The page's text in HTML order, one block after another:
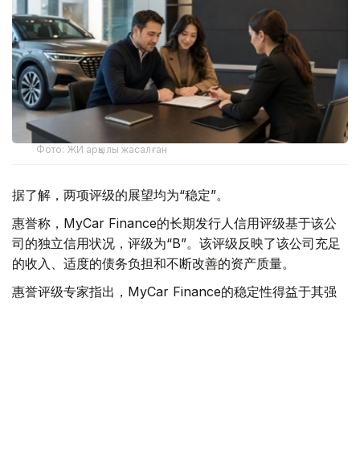
Фото: ЖИ арқылы жасалған
据了解，两项评级的展望均为“稳定”。
惠誉称，MyCar Finance的长期发行人信用评级基于该公
司的独立信用状况，评级为“B”。该评级反映了该公司充足
的收入、适度的债务负担和不断改善的资产质量。
惠誉评级专家指出，MyCar Finance的稳定性得益于其强